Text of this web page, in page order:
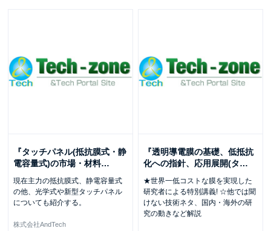
『タッチパネル(抵抗膜式・静
電容量式)の市場・材料…
現在主力の抵抗膜式、静電容量式
の他、光学式や新型タッチパネル
についても紹介する。
株式会社AndTech
『透明導電膜の基礎、低抵抗
化への指針、応用展開(タ…
★世界一低コストな膜を実現した
研究者による特別講義! ☆他では聞
けない技術ネタ、国内・海外の研
究の動きなど解説